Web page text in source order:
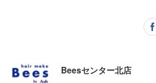
Beesセンター北店